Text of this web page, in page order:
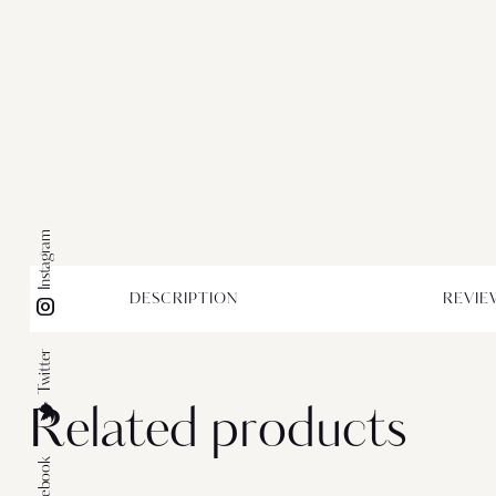
DESCRIPTION
Related products
Twitter
Instagram